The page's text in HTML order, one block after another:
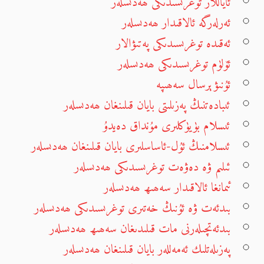
ئەرلەرگە ئالاقىدار ھەدىسلەر
ئەقىدە توغرىسىدىكى پەتىۋالار
ئۆلۈم توغرىسىدىكى ھەدىسلەر
ئۇنىۋېرسال سەھىپە
ئىبادەتنىڭ پەزىلىتى بايان قىلىنغان ھەدىسلەر
ئىسلام بۈيۈكلىرى مۇنداق دەيدۇ
ئىسلامنىڭ ئۇل-ئاساسلىرى بايان قىلىنغان ھەدىسلەر
ئىلىم ۋە دەۋەت توغرىسىدىكى ھەدىسلەر
ئىمانغا ئالاقىدار سەھىھ ھەدىسلەر
بىدئەت ۋە ئۇنىڭ خەتىرى توغرىسىدىكى ھەدىسلەر
بىدئەتچىلەرنى مات قىلىدىغان سەھىھ ھەدىسلەر
پەزىلەتلىك ئەمەللەر بايان قىلىنغان ھەدىسلەر